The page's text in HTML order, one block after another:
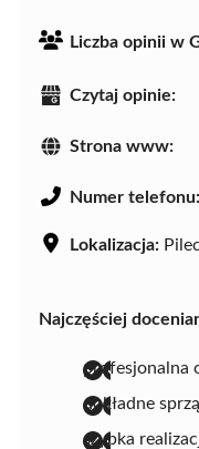
Liczba opinii w
Czytaj opinie:
Strona www:
Numer telefonu:
Lokalizacja:
Najczęściej
profesjonalna
dokładne
szybka